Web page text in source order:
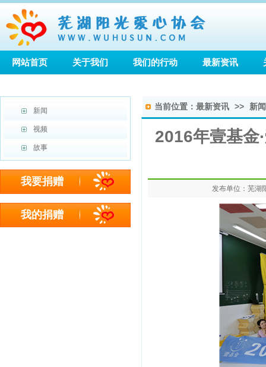
网站首页 关于我们 我们的行动 最新资讯
新闻
视频
故事
我要捐赠
我的捐赠
当前位置： 最新资讯 >> 新闻
2016年壹基金
发布单位： 芜湖